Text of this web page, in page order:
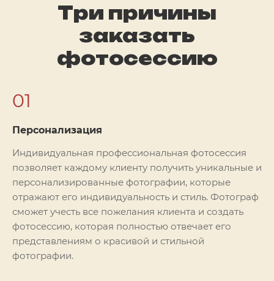
Три причины
заказать
фотосессию
01
Персонализация
Индивидуальная профессиональная фотосессия
позволяет каждому клиенту получить уникальные и
персонализированные фотографии, которые
отражают его индивидуальность и стиль. Фотограф
сможет учесть все пожелания клиента и создать
фотосессию, которая полностью отвечает его
представлениям о красивой и стильной
фотографии.